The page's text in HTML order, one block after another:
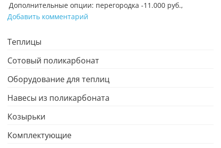
Дополнительные опции: перегородка -11.000 руб.,
Добавить комментарий
Теплицы
Сотовый поликарбонат
Оборудование для теплиц
Навесы из поликарбоната
Козырьки
Комплектующие